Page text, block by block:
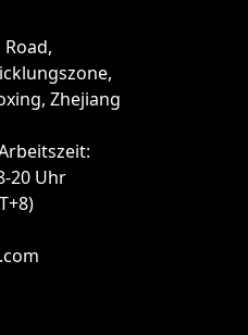
Zhejiang
20 Uhr